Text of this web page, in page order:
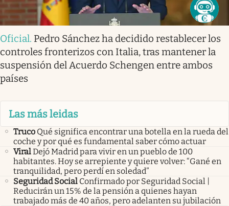
Oficial. Pedro Sánchez ha decidido restablecer los
controles fronterizos con Italia, tras mantener la
suspensión del Acuerdo Schengen entre ambos
países
Las más leidas
Truco Qué significa encontrar una botella en la rueda del
coche y por qué es fundamental saber cómo actuar
ViralDejó Madrid para vivir en un pueblo de 100
habitantes. Hoy se arrepiente y quiere volver: “Gané en
tranquilidad, pero perdí en soledad”
Seguridad Social Confirmado por Seguridad Social |
Reducirán un 15% de la pensión a quienes hayan
trabajado más de 40 años, pero adelanten su jubilación